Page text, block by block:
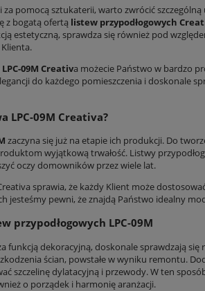
za pomocą sztukaterii, warto zwrócić
z bogatą ofertą listew przypodłogowych
estetyczną, sprawdza się również pod
09M Creativa możecie Państwo w bardzo
do każdego pomieszczenia i doskonale
LPC-09M Creativa?
zaczyna się już na etapie ich produkcji. Do
wyjątkową trwałość. Listwy
oczy domowników przez wiele lat.
sprawia, że każdy Klient może
jesteśmy pewni, że znajdą Państwo idealny
przypodłogowych LPC-09M
funkcją dekoracyjną, doskonale sprawdzają
ścian, powstałe w wyniku remontu.
szczelinę dylatacyjną i przewody. W ten
o porządek i harmonię aranżacji.